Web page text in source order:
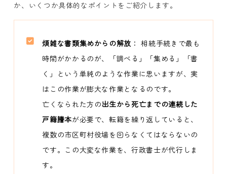
か、いくつか具体的なポイントをご紹介します。
煩雑な書類集めからの解放 ： 相続手続きで最も
時間がかかるのが、「調べる」「集める」「書
く」という単純のような作業に思いますが、実
はこの作業が膨大な作業となるのです。
亡くなられた方の出生から死亡までの連続した
戸籍謄本が必要で、転籍を繰り返していると、
複数の市区町村役場を回らなくてはならないの
です。この大変な作業を、行政書士が代行しま
す。